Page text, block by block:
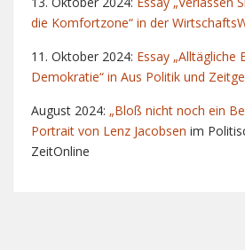
die Komfortzone“ in der
11. Oktober 2024: Essay „Alltägliche
Demokratie“ in Aus Politik und
August 2024: „Bloß nicht noch ein
Portrait von Lenz Jacobsen im
ZeitOnline